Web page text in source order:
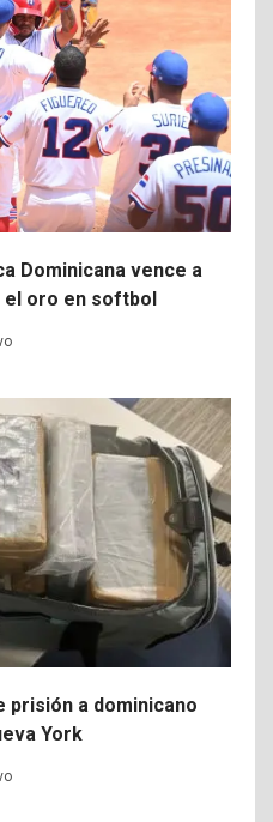
Dominicana vence a
el oro en softbol
prisión a dominicano
York